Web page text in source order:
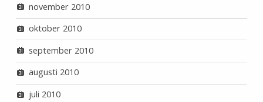
november 2010
oktober 2010
september 2010
augusti 2010
juli 2010